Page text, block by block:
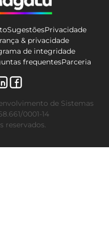
SugestõesPrivacidade
& privacidade
de integridade
frequentesParceria
de Sistemas
0001-14
reservados.